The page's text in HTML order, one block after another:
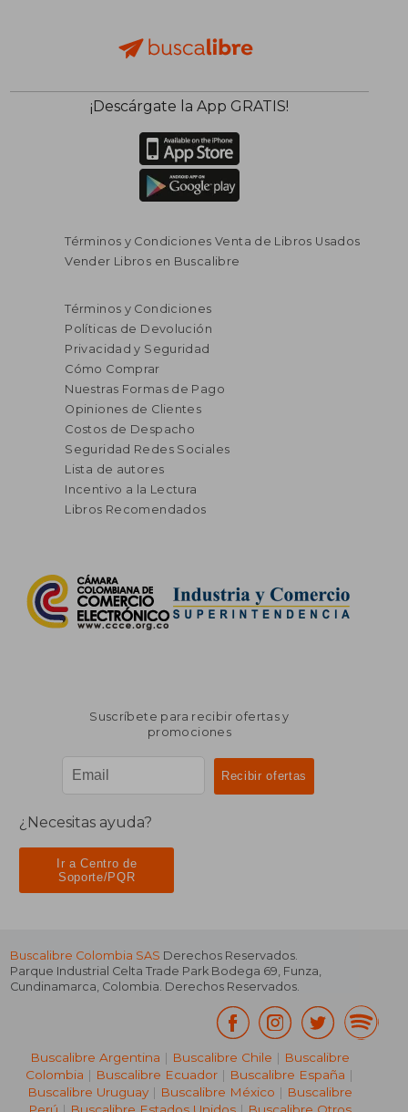
¡Descárgate la App GRATIS!
Términos y Condiciones Venta de Libros Usados
Vender Libros en Buscalibre
Términos y Condiciones
Políticas de Devolución
Privacidad y Seguridad
Cómo Comprar
Nuestras Formas de Pago
Opiniones de Clientes
Costos de Despacho
Seguridad Redes Sociales
Lista de autores
Incentivo a la Lectura
Libros Recomendados
Suscríbete para recibir ofertas y
promociones
¿Necesitas ayuda?
Ir a Centro de
Soporte/PQR
Buscalibre Colombia SAS Derechos Reservados.
Parque Industrial Celta Trade Park Bodega 69, Funza,
Cundinamarca, Colombia. Derechos Reservados.
Buscalibre Argentina | Buscalibre Chile | Buscalibre
Colombia | Buscalibre Ecuador | Buscalibre España |
Buscalibre Uruguay| Buscalibre México | Buscalibre